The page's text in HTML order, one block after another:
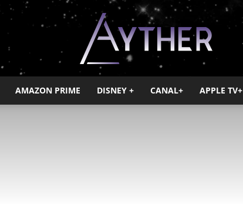
Ayther
AMAZON PRIME DISNEY + CANAL+ APPLE TV+